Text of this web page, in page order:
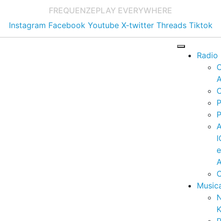
FREQUENZEPLAY EVERYWHERE
Instagram Facebook Youtube X-twitter Threads Tiktok
Radio
e